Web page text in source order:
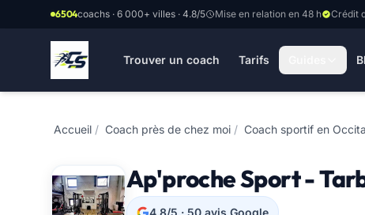
Aller au contenu principal
6504coachs · 6 000+ villes · 4.8/5 Mise en relation en 48 h Crédit
Trouver un coach Tarifs
Accueil / Coach près de chez moi / Coach sportif en
Ap'proche Sport -
4.8/5 · 50 avis Google